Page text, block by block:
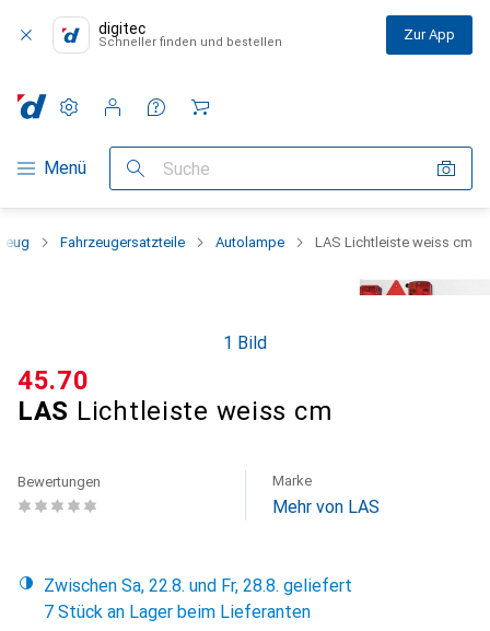
digitec
Schneller finden und bestellen Zur App
Navigation nach Kategorien
Menü Suche
Einstellungen
Kundenkonto
Vergleichslisten
Merklisten
Warenkorb
Fahrzeugersatzteile Autolampe LAS Lichtleiste weiss cm
1 Bild
LAS Lichtleiste weiss cm
CHF
45.70
Bewertungen Marke
Mehr von LAS
Zwischen Sa, 22.8. und Fr, 28.8. geliefert
7 Stück an Lager beim Lieferanten